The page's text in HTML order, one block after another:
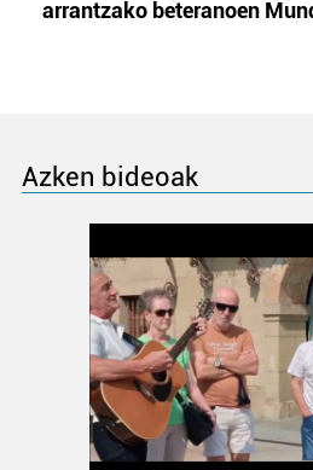
arrantzako beteranoen
Azken bideoak